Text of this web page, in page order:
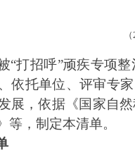
（
“打招呼”顽疾专项
依托单位、评审专
展，依据《国家自
，制定本清单。